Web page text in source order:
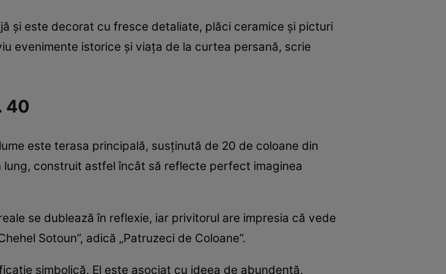
și este decorat cu fresce detaliate, plăci ceramice și picturi
evenimente istorice și viața de la curtea persană, scrie
40
este terasa principală, susținută de 20 de coloane din
construit astfel încât să reflecte perfect imaginea
se dublează în reflexie, iar privitorul are impresia că vede
Sotoun”, adică „Patruzeci de Coloane”.
simbolică. El este asociat cu ideea de abundență,